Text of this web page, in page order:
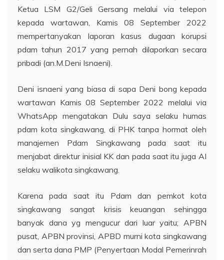
Ketua LSM G2/Geli Gersang melalui via telepon
kepada wartawan, Kamis 08 September 2022
mempertanyakan laporan kasus dugaan korupsi
pdam tahun 2017 yang pernah dilaporkan secara
pribadi (an.M.Deni Isnaeni).
Deni isnaeni yang biasa di sapa Deni bong kepada
wartawan Kamis 08 September 2022 melalui via
WhatsApp mengatakan Dulu saya selaku humas
pdam kota singkawang, di PHK tanpa hormat oleh
manajemen Pdam Singkawang pada saat itu
menjabat direktur inisial KK dan pada saat itu juga AI
selaku walikota singkawang.
Karena pada saat itu Pdam dan pemkot kota
singkawang sangat krisis keuangan sehingga
banyak dana yg mengucur dari luar yaitu; APBN
pusat, APBN provinsi, APBD murni kota singkawang
dan serta dana PMP (Penyertaan Modal Pemerinrah